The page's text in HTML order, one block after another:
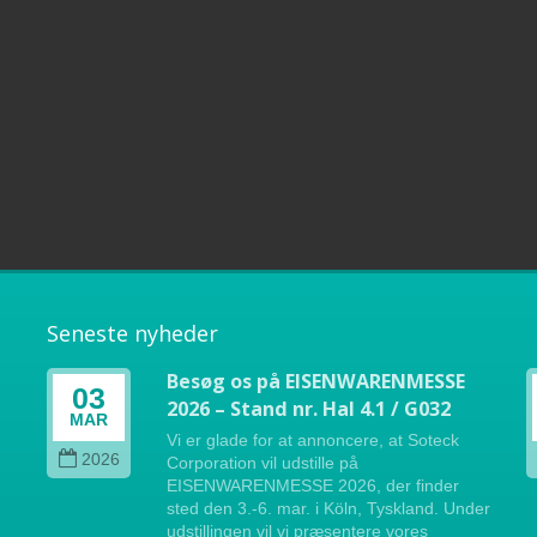
Seneste nyheder
03
MAR
2026
Besøg os på EISENWARENMESSE
2026 – Stand nr. Hal 4.1 / G032
Vi er glade for at annoncere, at Soteck
Corporation vil udstille på
EISENWARENMESSE 2026, der finder
sted den 3.-6. mar. i Köln, Tyskland. Under
udstillingen vil vi præsentere vores